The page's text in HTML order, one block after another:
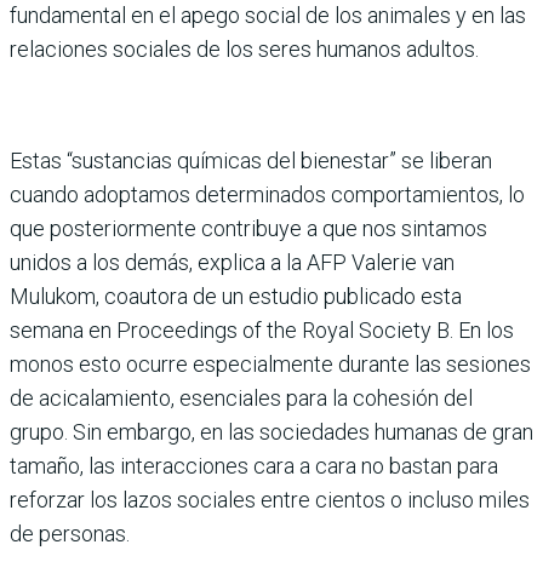
fundamental en el apego social de los animales y en las
relaciones sociales de los seres humanos adultos.
Estas “sustancias químicas del bienestar” se liberan
cuando adoptamos determinados comportamientos, lo
que posteriormente contribuye a que nos sintamos
unidos a los demás, explica a la AFP Valerie van
Mulukom, coautora de un estudio publicado esta
semana en Proceedings of the Royal Society B. En los
monos esto ocurre especialmente durante las sesiones
de acicalamiento, esenciales para la cohesión del
grupo. Sin embargo, en las sociedades humanas de gran
tamaño, las interacciones cara a cara no bastan para
reforzar los lazos sociales entre cientos o incluso miles
de personas.